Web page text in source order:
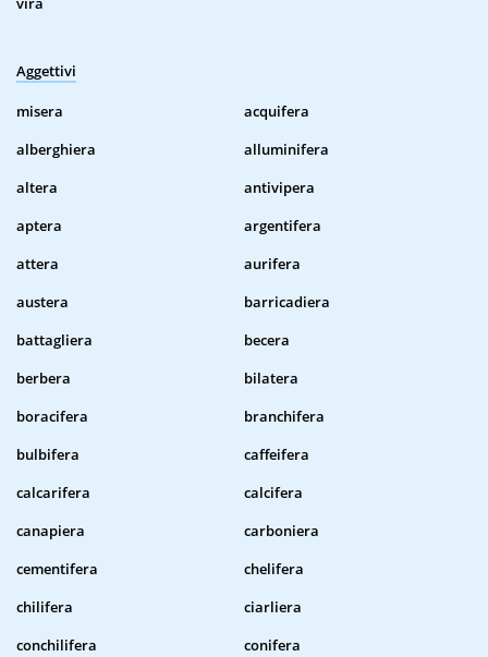
Aggettivi
misera
acquifera
alberghiera
alluminifera
altera
antivipera
aptera
argentifera
attera
aurifera
austera
barricadiera
battagliera
becera
berbera
bilatera
boracifera
branchifera
bulbifera
caffeifera
calcarifera
calcifera
canapiera
carboniera
cementifera
chelifera
chilifera
ciarliera
conchilifera
conifera